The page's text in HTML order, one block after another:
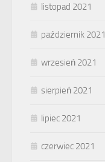
listopad 2021
październik 2021
wrzesień 2021
sierpień 2021
lipiec 2021
czerwiec 2021